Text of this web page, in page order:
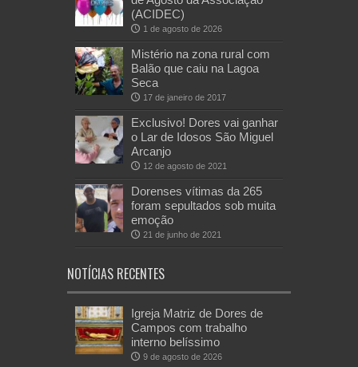
(ACIDEC)
1 de agosto de 2026
Mistério na zona rural com
Balão que caiu na Lagoa
Seca
17 de janeiro de 2017
Exclusivo! Dores vai ganhar
o Lar de Idosos São Miguel
Arcanjo
12 de agosto de 2021
Dorenses vítimas da 265
foram sepultados sob muita
emoção
21 de junho de 2021
NOTÍCIAS RECENTES
Igreja Matriz de Dores de
Campos com trabalho
interno belíssimo
9 de agosto de 2026